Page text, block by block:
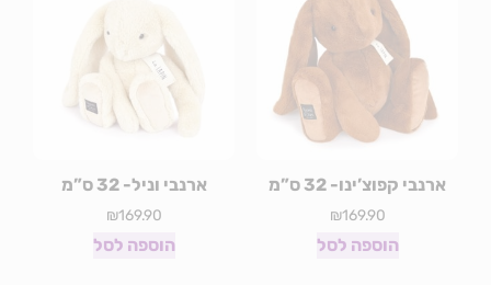
ארנבי קפוצ’ינו- 32 ס”מ
₪169.90
הוספה לסל
ארנבי וניל- 32 ס”מ
₪169.90
הוספה לסל